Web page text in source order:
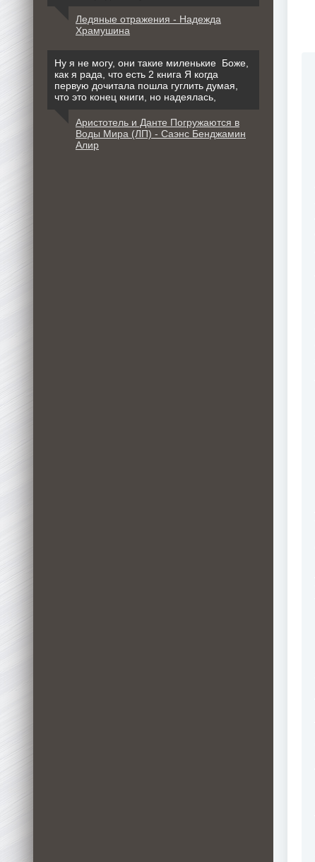
Ледяные отражения - Надежда
Храмушина
Ну я не могу, они такие миленькие Боже,
как я рада, что есть 2 книга Я когда
первую дочитала пошла гуглить думая,
что это конец книги, но надеялась,
Аристотель и Данте Погружаются в
Воды Мира (ЛП) - Саэнс Бенджамин
Алир